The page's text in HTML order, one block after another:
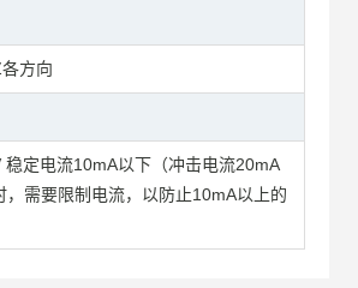
方向
稳定电流10mA以下（冲击电流20mA
，需要限制电流，以防止10mA以上的